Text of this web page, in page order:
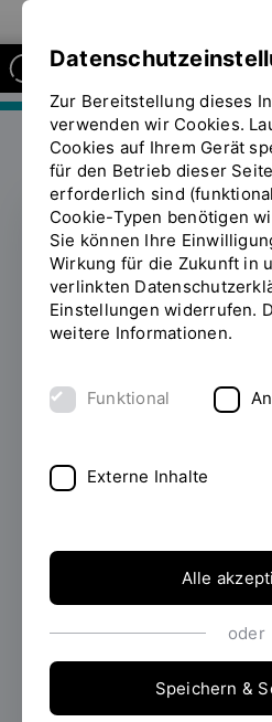
FAKULTÄT MASCHINENBAU
Pedelecs aus
recycelten
Fahrradteilen
entwickelt
06.05.2020Im Labor
recycelten Fahrradteilen
Zur Bereitstellung dieses
verwenden wir Cookies.
Cookies auf Ihrem Gerät
für den Betrieb dieser
erforderlich sind
Cookie-Typen benötigen
Sie können Ihre
Wirkung für die Zukunft in
verlinkten
Einstellungen widerrufen.
weitere Informationen.
Funktional
Externe Inhalte
Alle
oder
Speichern &